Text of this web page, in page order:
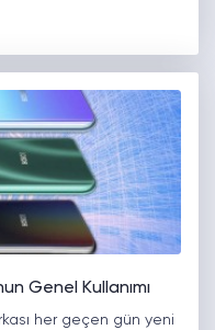
Genel Kullanımı
her geçen gün yeni